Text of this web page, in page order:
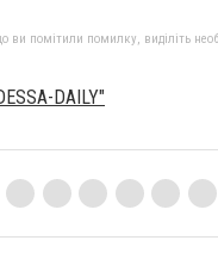
ви помітили помилку, виділіть
DAILY"